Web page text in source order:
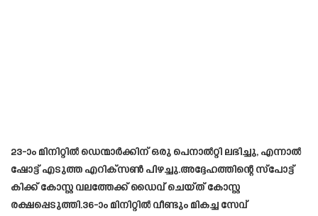
23-ാം മിനിറ്റിൽ ഡെന്മാർക്കിന് ഒരു പെനാൽറ്റി ലഭിച്ചു, എന്നാൽ
ഷോട്ട് എടുത്ത എറിക്‌സൺ പിഴച്ചു.അദ്ദേഹത്തിന്റെ സ്പോട്ട്
കിക്ക് കോസ്റ്റ വലത്തേക്ക് ഡൈവ് ചെയ്ത് കോസ്റ്റ
രക്ഷപ്പെടുത്തി.36-ാം മിനിറ്റിൽ വീണ്ടും മികച്ച സേവ്